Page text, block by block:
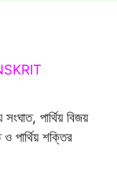
পার্থিয় বিজয়
পার্থিয় শক্তির